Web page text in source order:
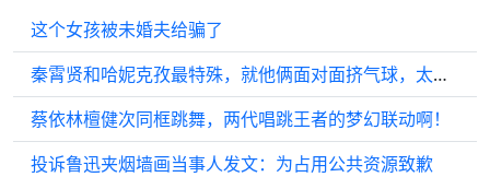
这个女孩被未婚夫给骗了
秦霄贤和哈妮克孜最特殊，就他俩面对面挤气球，太甜了！
蔡依林檀健次同框跳舞，两代唱跳王者的梦幻联动啊！
投诉鲁迅夹烟墙画当事人发文：为占用公共资源致歉